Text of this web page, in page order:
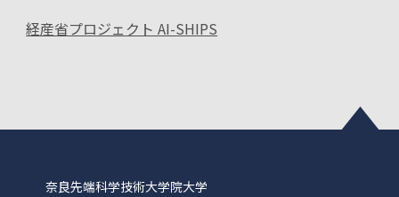
経産省プロジェクト AI-SHIPS
奈良先端科学技術大学院大学